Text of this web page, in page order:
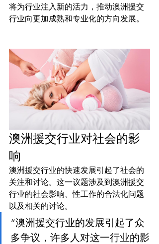
将为行业注入新的活力，推动澳洲援交
行业向更加成熟和专业化的方向发展。
澳洲援交行业对社会的影
响
澳洲援交行业的快速发展引起了社会的
关注和讨论。这一议题涉及到澳洲援交
行业的社会影响、性工作的合法化问题
以及相关的讨论。
“澳洲援交行业的发展引起了众
多争议，许多人对这一行业的影